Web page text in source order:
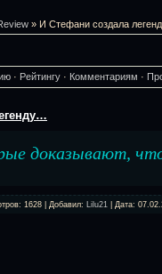
» И Стефани создала
· Рейтингу · Комментариям ·
доказывают,
1628 | Добавил: Lilu21 | Дата: